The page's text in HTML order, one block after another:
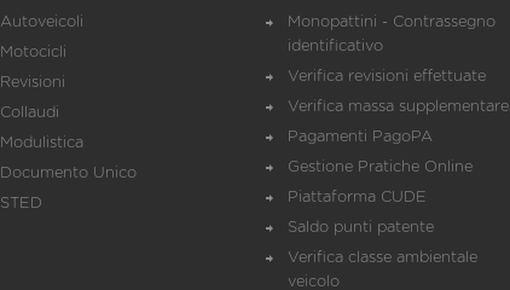
Autoveicoli
Motocicli
Revisioni
Collaudi
Modulistica
Documento Unico
STED
Monopattini - Contrassegno
identificativo
Verifica revisioni effettuate
Verifica massa supplementare
Pagamenti PagoPA
Gestione Pratiche Online
Piattaforma CUDE
Saldo punti patente
Verifica classe ambientale
veicolo